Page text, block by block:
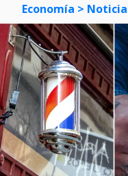
Economía > Noticia